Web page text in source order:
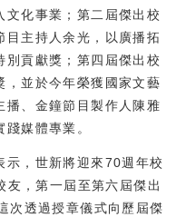
文化事業；第二屆傑出校
目主持人余光，以廣播拓
別貢獻獎；第四屆傑出校
，並於今年榮獲國家文藝
播、金鐘節目製作人陳雅
媒體專業。
，世新將迎來70週年校
，第一屆至第六屆傑出
次透過授章儀式向歷屆傑